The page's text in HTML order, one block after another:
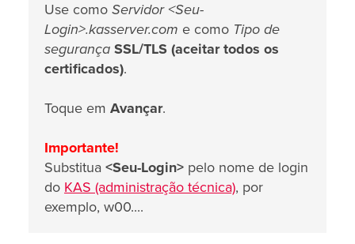
Use como Servidor <Seu-
Login>.kasserver.com e como Tipo de
segurança SSL/TLS (aceitar todos os
certificados).
Toque em Avançar.
Importante!
Substitua <Seu-Login> pelo nome de login
do KAS (administração técnica), por
exemplo, w00....